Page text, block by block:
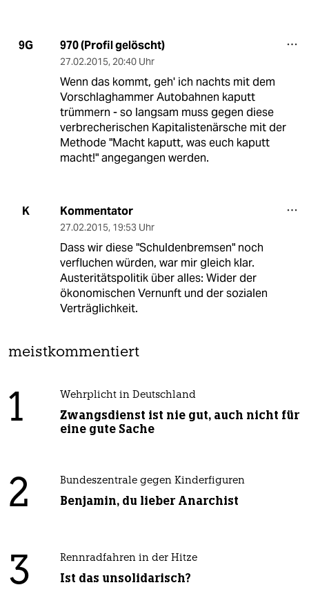
9G 970 (Profil gelöscht)
27.02.2015, 20:40 Uhr
Wenn das kommt, geh' ich nachts mit dem
Vorschlaghammer Autobahnen kaputt
trümmern - so langsam muss gegen diese
verbrecherischen Kapitalistenärsche mit der
Methode "Macht kaputt, was euch kaputt
macht!" angegangen werden.
K Kommentator
27.02.2015, 19:53 Uhr
Dass wir diese "Schuldenbremsen" noch
verfluchen würden, war mir gleich klar.
Austeritätspolitik über alles: Wider der
ökonomischen Vernunft und der sozialen
Verträglichkeit.
meistkommentiert
1 Wehrplicht in Deutschland
Zwangsdienst ist nie gut, auch nicht für
eine gute Sache
2 Bundeszentrale gegen Kinderfiguren
Benjamin, du lieber Anarchist
3 Rennradfahren in der Hitze
Ist das unsolidarisch?